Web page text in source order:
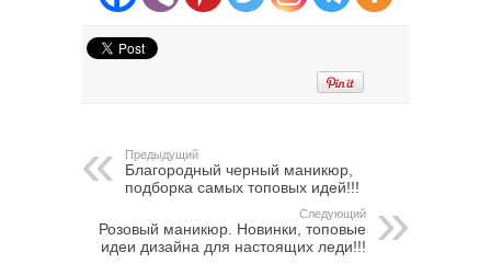
Предыдущий
Благородный черный маникюр,
подборка самых топовых идей!!!
Следующий
Розовый маникюр. Новинки, топовые
идеи дизайна для настоящих леди!!!